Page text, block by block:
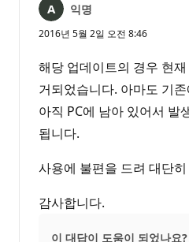
익명
2016년 5월 2일 오전 8:46
해당 업데이트의 경우 현
거되었습니다. 아마도 기
아직 PC에 남아 있어서 발
됩니다.
사용에 불편을 드려 대단
감사합니다.
이 대답이 도움이 되었나요?